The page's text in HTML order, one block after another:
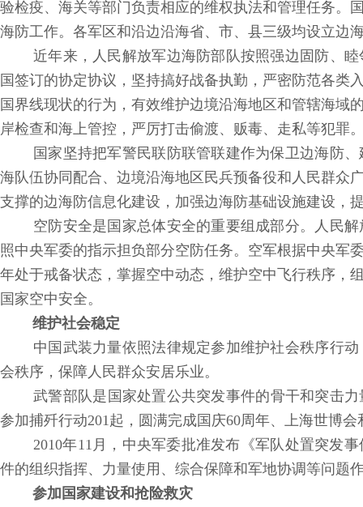
验检疫、海关等部门负责相应的维权执法和管理任务。
海防工作。各军区和沿边沿海省、市、县三级均设立边
近年来，人民解放军边海防部队按照强边固防、
国签订的协定协议，坚持搞好战备执勤，严密防范各类
国界线现状的行为，有效维护边境沿海地区和管辖海域
岸检查和海上管控，严厉打击偷渡、贩毒、走私等犯罪
国家坚持把军警民联防联管联建作为保卫边海防
海队伍协同配合、边境沿海地区民兵预备役和人民群众
支撑的边海防信息化建设，加强边海防基础设施建设，
空防安全是国家总体安全的重要组成部分。人民
照中央军委的指示担负部分空防任务。空军根据中央军
年处于戒备状态，掌握空中动态，维护空中飞行秩序，
国家空中安全。
维护社会稳定
中国武装力量依照法律规定参加维护社会秩序行
会秩序，保障人民群众安居乐业。
武警部队是国家处置公共突发事件的骨干和突击力
参加捕歼行动201起，圆满完成国庆60周年、上海世博
2010年11月，中央军委批准发布《军队处置突发
件的组织指挥、力量使用、综合保障和军地协调等问题
参加国家建设和抢险救灾